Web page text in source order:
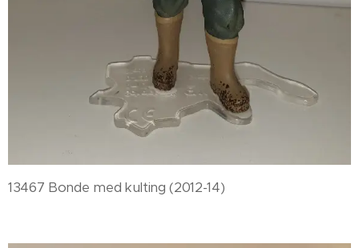
13467 Bonde med kulting (2012-14)